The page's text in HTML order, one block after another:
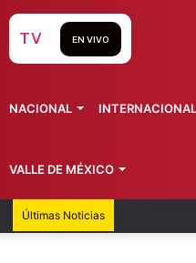
Últimas Noticias
TV EN VIVO
NACIONAL INTERNACIONAL
VALLE DE MÉXICO